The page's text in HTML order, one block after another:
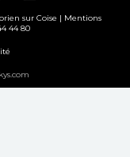
sur Coise | Mentions
44 80